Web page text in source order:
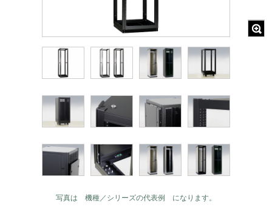
写真は 機種／シリーズの代表例 になります。